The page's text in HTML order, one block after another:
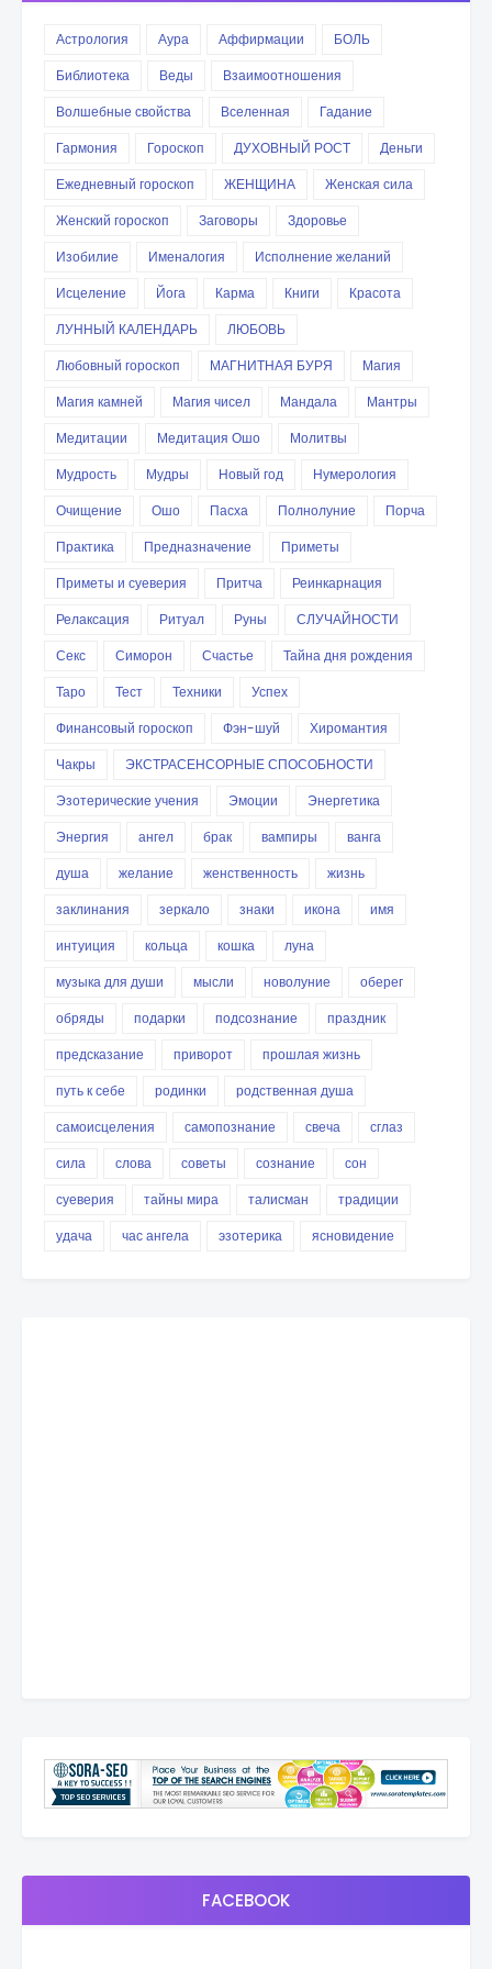
Астрология Аура Аффирмации
БОЛЬ
Библиотека
Веды
Взаимоотношения
Волшебные свойства
Вселенная
Гадание
Гармония
Гороскоп ДУХОВНЫЙ РОСТ
Деньги
Ежедневный гороскоп
ЖЕНЩИНА
Женская сила
Женский гороскоп
Заговоры
Здоровье
Изобилие
Именалогия
Исполнение желаний
Исцеление
Йога Карма Книги
Красота
ЛУННЫЙ КАЛЕНДАРЬ
ЛЮБОВЬ
Любовный гороскоп
МАГНИТНАЯ БУРЯ
Магия
Магия камней
Магия чисел Мандала
Мантры
Медитации
Медитация Ошо
Молитвы
Мудрость
Мудры Новый год
Нумерология
Очищение
Ошо Пасха Полнолуние
Порча
Практика
Предназначение
Приметы
Приметы и суеверия
Притча
Реинкарнация
Релаксация
Ритуал Руны
СЛУЧАЙНОСТИ
Секс
Симорон Счастье
Тайна дня рождения
Таро
Тест Техники
Успех
Финансовый гороскоп
Фэн-шуй
Хиромантия
Чакры
ЭКСТРАСЕНСОРНЫЕ СПОСОБНОСТИ
Эзотерические учения
Эмоции
Энергетика
Энергия
ангел брак вампиры
ванга
душа
желание женственность
жизнь
заклинания
зеркало знаки икона
имя
интуиция
кольца кошка
луна
музыка для души
мысли новолуние
оберег
обряды
подарки подсознание
праздник
предсказание
приворот
прошлая жизнь
путь к себе
родинки
родственная душа
самоисцеления
самопознание свеча
сглаз
сила
слова советы сознание
сон
суеверия
тайны мира талисман
традиции
удача
час ангела эзотерика ясновидение
FACEBOOK